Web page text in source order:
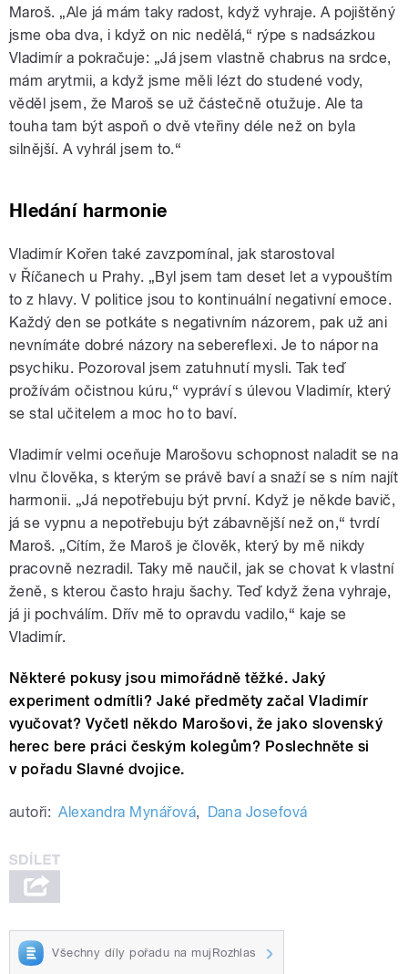
Maroš. „Ale já mám taky radost, když vyhraje. A pojištěný
jsme oba dva, i když on nic nedělá,“ rýpe s nadsázkou
Vladimír a pokračuje: „Já jsem vlastně chabrus na srdce,
mám arytmii, a když jsme měli lézt do studené vody,
věděl jsem, že Maroš se už částečně otužuje. Ale ta
touha tam být aspoň o dvě vteřiny déle než on byla
silnější. A vyhrál jsem to.“
Hledání harmonie
Vladimír Kořen také zavzpomínal, jak starostoval
v Říčanech u Prahy. „Byl jsem tam deset let a vypouštím
to z hlavy. V politice jsou to kontinuální negativní emoce.
Každý den se potkáte s negativním názorem, pak už ani
nevnímáte dobré názory na sebereflexi. Je to nápor na
psychiku. Pozoroval jsem zatuhnutí mysli. Tak teď
prožívám očistnou kúru,“ vypráví s úlevou Vladimír, který
se stal učitelem a moc ho to baví.
Vladimír velmi oceňuje Marošovu schopnost naladit se na
vlnu člověka, s kterým se právě baví a snaží se s ním najít
harmonii. „Já nepotřebuju být první. Když je někde bavič,
já se vypnu a nepotřebuju být zábavnější než on,“ tvrdí
Maroš. „Cítím, že Maroš je člověk, který by mě nikdy
pracovně nezradil. Taky mě naučil, jak se chovat k vlastní
ženě, s kterou často hraju šachy. Teď když žena vyhraje,
já ji pochválím. Dřív mě to opravdu vadilo,“ kaje se
Vladimír.
Některé pokusy jsou mimořádně těžké. Jaký
experiment odmítli? Jaké předměty začal Vladimír
vyučovat? Vyčetl někdo Marošovi, že jako slovenský
herec bere práci českým kolegům? Poslechněte si
v pořadu Slavné dvojice.
autoři: Alexandra Mynářová, Dana Josefová
Všechny díly pořadu na mujRozhlas